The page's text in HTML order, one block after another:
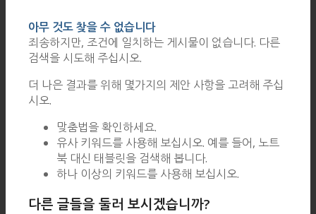
아무 것도 찾을 수 없습니다
죄송하지만, 조건에 일치하는 게시물이 없습니다. 다른
검색을 시도해 주십시오.
더 나은 결과를 위해 몇가지의 제안 사항을 고려해 주십
시오.
맞춤법을 확인하세요.
유사 키워드를 사용해 보십시오. 예를 들어, 노트
북 대신 태블릿을 검색해 봅니다.
하나 이상의 키워드를 사용해 보십시오.
다른 글들을 둘러 보시겠습니까?